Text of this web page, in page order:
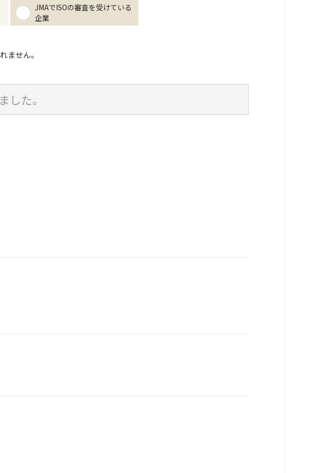
JMAでISOの審査を受けている
企業
ません。
した。